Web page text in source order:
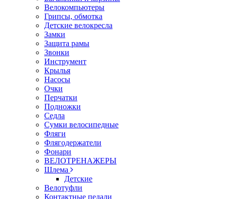
Велокомпьютеры
Грипсы, обмотка
Детские велокресла
Замки
Защита рамы
Звонки
Инструмент
Крылья
Насосы
Очки
Перчатки
Подножки
Седла
Сумки велосипедные
Фляги
Флягодержатели
Фонари
ВЕЛОТРЕНАЖЕРЫ
Шлема
Детские
Велотуфли
Контактные педали